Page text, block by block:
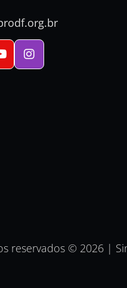
reservados © 2026 |